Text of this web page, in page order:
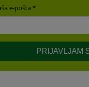
e-pošta
PRIJAVLJAM